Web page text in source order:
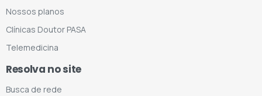
Nossos planos
Clínicas Doutor PASA
Telemedicina
Resolva no site
Busca de rede